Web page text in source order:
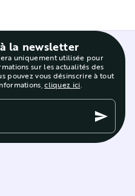
la newsletter
uniquement utilisée pour
sur les actualités des
pouvez vous désinscrire à tout
cliquez ici.
send